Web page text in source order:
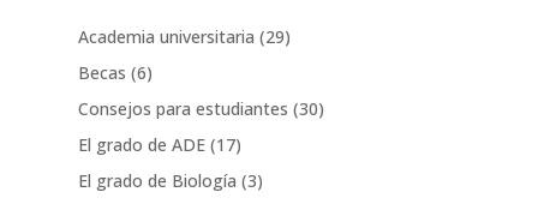
Academia universitaria (29)
Becas (6)
Consejos para estudiantes (30)
El grado de ADE(17)
El grado de Biología (3)